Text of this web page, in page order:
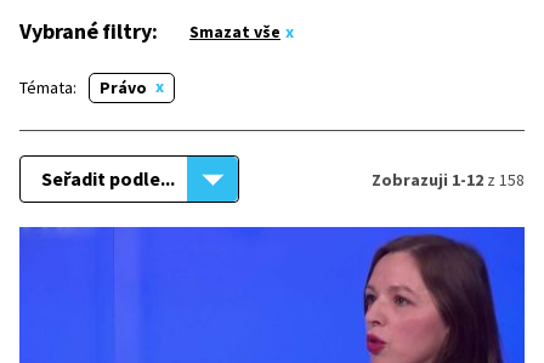
Vybrané filtry: Smazat vše
Témata: Právo
Seřadit podle... Zobrazuji 1-12 z 158